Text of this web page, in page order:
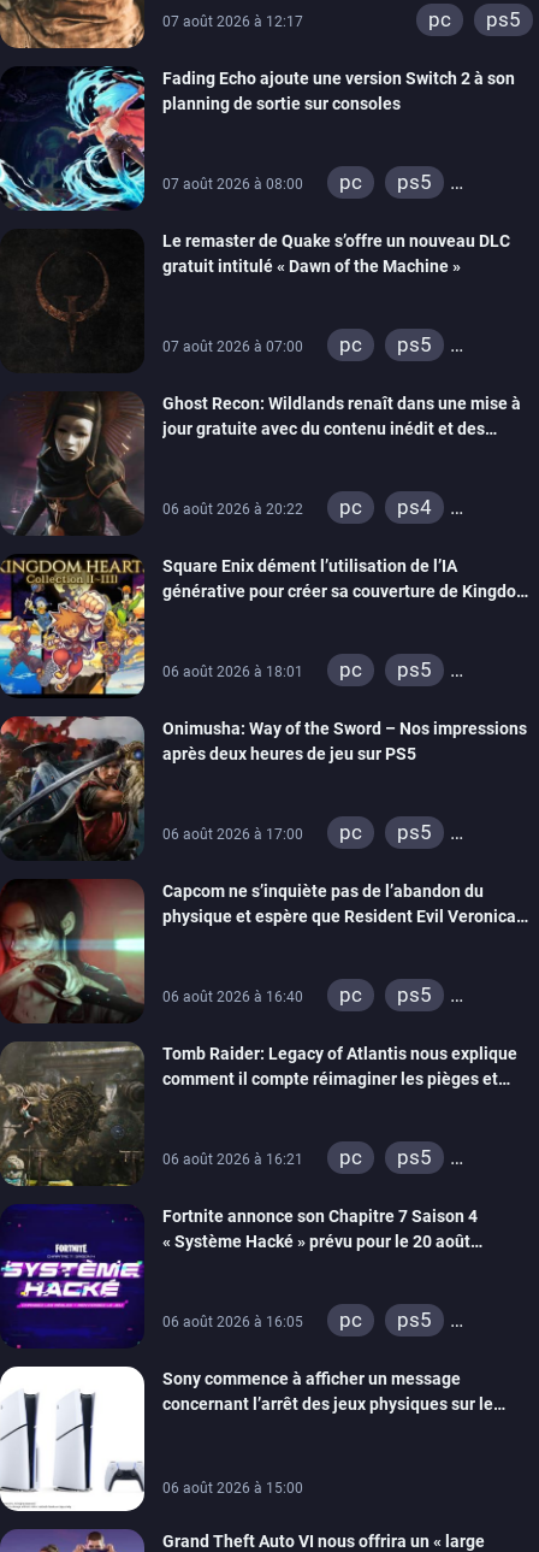
07 août 2026 à 12:17 pc ps5
Fading Echo ajoute une version Switch 2 à son
planning de sortie sur consoles
07 août 2026 à 08:00 pc
ps5
Le remaster de Quake s’offre un nouveau DLC
gratuit intitulé « Dawn of the Machine »
07 août 2026 à 07:00 pc
ps5
switch
ps4
xbox one
Ghost Recon: Wildlands renaît dans une mise à
jour gratuite avec du contenu inédit et des
06 août 2026 à 20:22 pc
ps4
Square Enix dément l’utilisation de l’IA
générative pour créer sa couverture de Kingdom
06 août 2026 à 18:01 pc
ps5
switch 2
Onimusha: Way of the Sword – Nos impressions
après deux heures de jeu sur PS5
06 août 2026 à 17:00 pc
ps5
switch 2
Capcom ne s’inquiète pas de l’abandon du
physique et espère que Resident Evil Veronica
06 août 2026 à 16:40 pc
ps5
switch 2
Tomb Raider: Legacy of Atlantis nous explique
comment il compte réimaginer les pièges et
06 août 2026 à 16:21 pc
ps5
switch 2
Fortnite annonce son Chapitre 7 Saison 4
« Système Hacké » prévu pour le 20 août
06 août 2026 à 16:05 pc
ps5
switch
ios
android
ps4
Sony commence à afficher un message
concernant l’arrêt des jeux physiques sur le
06 août 2026 à 15:00
Grand Theft Auto VI nous offrira un « large